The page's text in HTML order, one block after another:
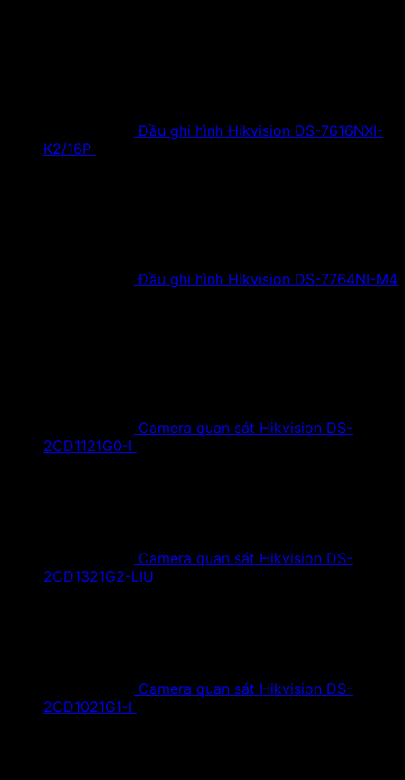
Đầu ghi hình Hikvision DS-7616NXI-
K2/16P
Đầu ghi hình Hikvision DS-7764NI-M4
Camera quan sát Hikvision DS-
2CD1121G0-I
Camera quan sát Hikvision DS-
2CD1321G2-LIU
Camera quan sát Hikvision DS-
2CD1021G1-I